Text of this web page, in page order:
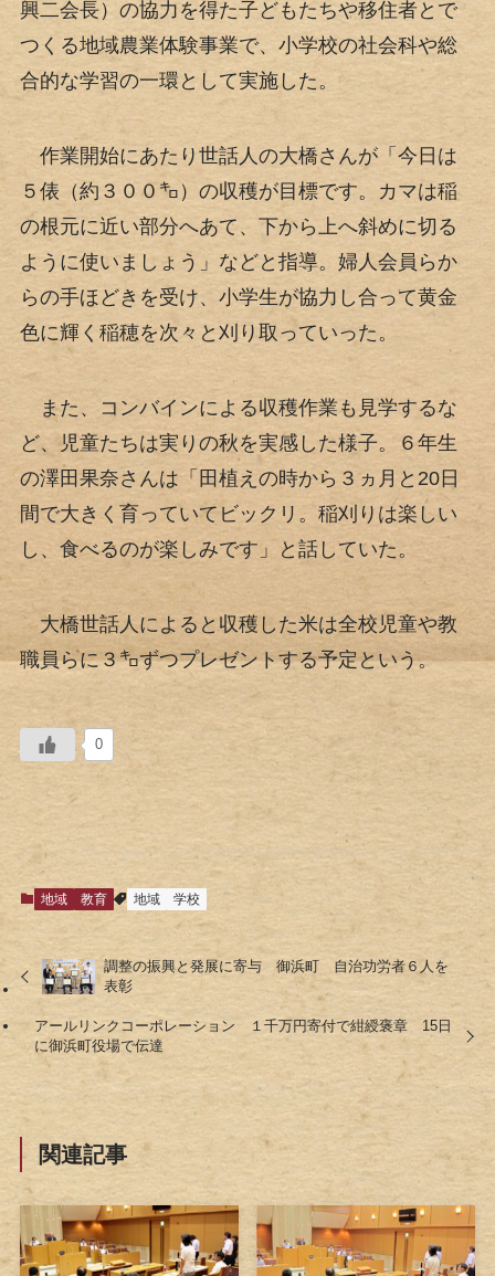
興二会長）の協力を得た子どもたちや移住者とで
つくる地域農業体験事業で、小学校の社会科や総
合的な学習の一環として実施した。
作業開始にあたり世話人の大橋さんが「今日は
５俵（約３００㌔）の収穫が目標です。カマは稲
の根元に近い部分へあて、下から上へ斜めに切る
ように使いましょう」などと指導。婦人会員らか
らの手ほどきを受け、小学生が協力し合って黄金
色に輝く稲穂を次々と刈り取っていった。
また、コンバインによる収穫作業も見学するな
ど、児童たちは実りの秋を実感した様子。６年生
の澤田果奈さんは「田植えの時から３ヵ月と20日
間で大きく育っていてビックリ。稲刈りは楽しい
し、食べるのが楽しみです」と話していた。
大橋世話人によると収穫した米は全校児童や教
職員らに３㌔ずつプレゼントする予定という。
0
地域 教育 地域 学校
調整の振興と発展に寄与 御浜町 自治功労者６人を
表彰
アールリンクコーポレーション １千万円寄付で紺綬褒章 15日
に御浜町役場で伝達
関連記事